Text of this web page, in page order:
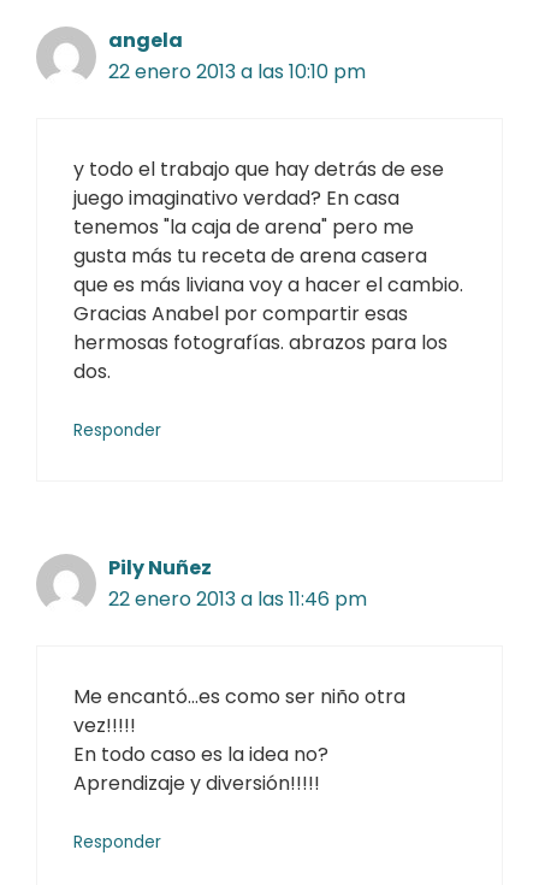
angela
22 enero 2013 a las 10:10 pm
y todo el trabajo que hay detrás de ese
juego imaginativo verdad? En casa
tenemos "la caja de arena" pero me
gusta más tu receta de arena casera
que es más liviana voy a hacer el cambio.
Gracias Anabel por compartir esas
hermosas fotografías. abrazos para los
dos.
Responder
Pily Nuñez
22 enero 2013 a las 11:46 pm
Me encantó…es como ser niño otra
vez!!!!!
En todo caso es la idea no?
Aprendizaje y diversión!!!!!
Responder